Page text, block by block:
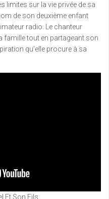
limites sur la vie privée de sa
de son deuxième enfant
radio. Le chanteur
famille tout en partageant son
qu’elle procure à sa
Et Son Fils